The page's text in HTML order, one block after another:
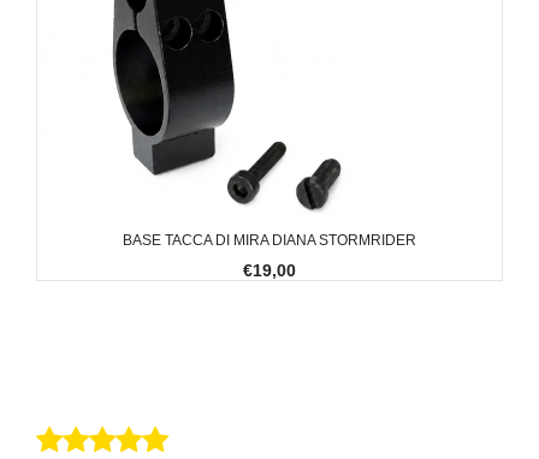
BASE TACCA DI MIRA DIANA STORMRIDER
€19,00